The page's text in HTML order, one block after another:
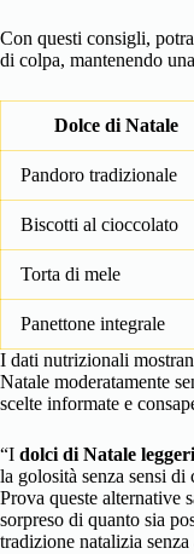
Con questi consigli,
di colpa, mantenendo
Dolce di Natale
Pandoro tradizionale
Biscotti al cioccolato
Torta di mele
Panettone integrale
I dati nutrizionali
Natale moderatamente
scelte informate e
“I dolci di Natale leggeri
la golosità senza sensi di
Prova queste alternative
sorpreso di quanto sia
tradizione natalizia